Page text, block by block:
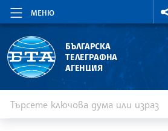
МЕНЮ
БЪЛГАРСКА
ТЕЛЕГРАФНА
АГЕНЦИЯ